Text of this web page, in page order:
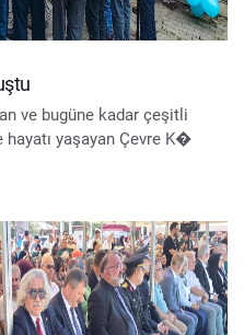
ve bugüne kadar çeşitli
yaşayan Çevre K�